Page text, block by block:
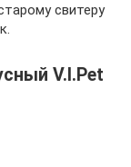
свитеру
V.I.Pet